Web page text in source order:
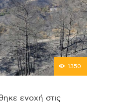
1350
ενοχή στις